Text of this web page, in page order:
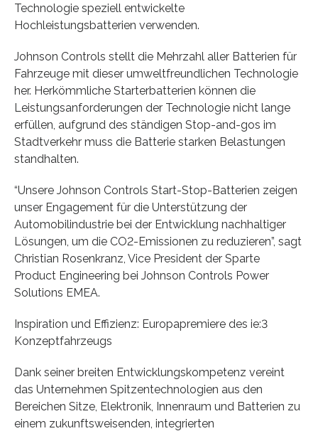
Technologie speziell entwickelte
Hochleistungsbatterien verwenden.
Johnson Controls stellt die Mehrzahl aller Batterien für
Fahrzeuge mit dieser umweltfreundlichen Technologie
her. Herkömmliche Starterbatterien können die
Leistungsanforderungen der Technologie nicht lange
erfüllen, aufgrund des ständigen Stop-and-gos im
Stadtverkehr muss die Batterie starken Belastungen
standhalten.
“Unsere Johnson Controls Start-Stop-Batterien zeigen
unser Engagement für die Unterstützung der
Automobilindustrie bei der Entwicklung nachhaltiger
Lösungen, um die CO2-Emissionen zu reduzieren”, sagt
Christian Rosenkranz, Vice President der Sparte
Product Engineering bei Johnson Controls Power
Solutions EMEA.
Inspiration und Effizienz: Europapremiere des ie:3
Konzeptfahrzeugs
Dank seiner breiten Entwicklungskompetenz vereint
das Unternehmen Spitzentechnologien aus den
Bereichen Sitze, Elektronik, Innenraum und Batterien zu
einem zukunftsweisenden, integrierten